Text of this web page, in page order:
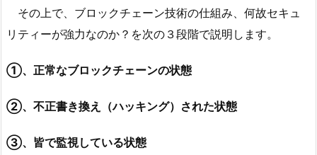
その上で、ブロックチェーン技術の仕組み、何故セキュ
リティーが強力なのか？を次の３段階で説明します。
①、正常なブロックチェーンの状態
②、不正書き換え（ハッキング）された状態
③、皆で監視している状態